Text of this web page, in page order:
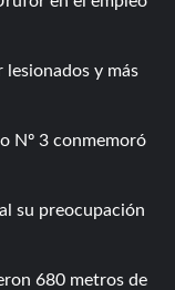
y más
Nº 3 conmemoró
su preocupación
680 metros de